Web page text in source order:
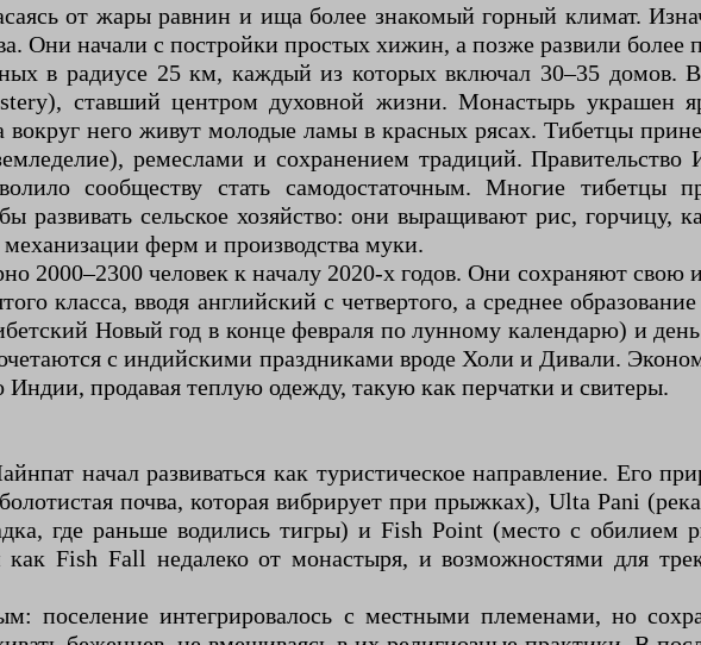
от жары равнин и ища более знакомый горный климат.
Они начали с постройки простых хижин, а позже развили
в радиусе 25 км, каждый из которых включал 30–35 домов.
ставший центром духовной жизни. Монастырь украшен
него живут молодые ламы в красных рясах. Тибетцы
ремеслами и сохранением традиций. Правительство
сообществу стать самодостаточным. Многие тибетцы
сельское хозяйство: они выращивают рис, горчицу,
ферм и производства муки.
2000–2300 человек к началу 2020-х годов. Они сохраняют свою
класса, вводя английский с четвертого, а среднее
Новый год в конце февраля по лунному календарю) и
с индийскими праздниками вроде Холи и Дивали.
продавая теплую одежду, такую как перчатки и свитеры.
начал развиваться как туристическое направление. Его
почва, которая вибрирует при прыжках), Ulta Pani
где раньше водились тигры) и Fish Point (место с обилием
Fish Fall недалеко от монастыря, и возможностями для
поселение интегрировалось с местными племенами, но